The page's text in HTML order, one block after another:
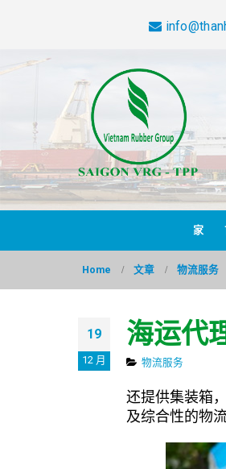
家
Home 文章 物流服务
19
12 月
海运代
物流服务
还提供集装箱
及综合性的物流